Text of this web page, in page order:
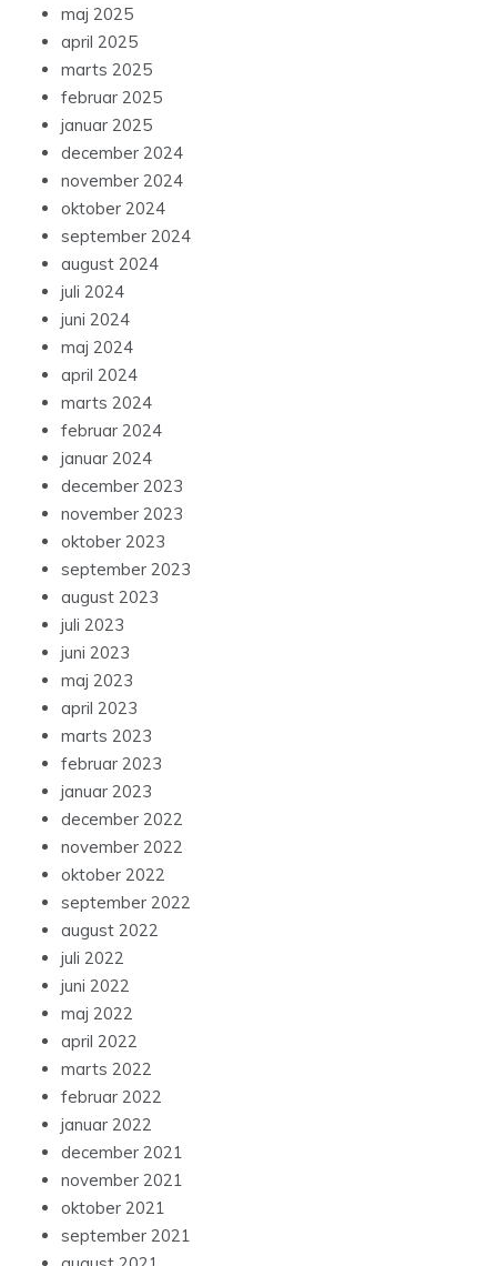
maj 2025
april 2025
marts 2025
februar 2025
januar 2025
december 2024
november 2024
oktober 2024
september 2024
august 2024
juli 2024
juni 2024
maj 2024
april 2024
marts 2024
februar 2024
januar 2024
december 2023
november 2023
oktober 2023
september 2023
august 2023
juli 2023
juni 2023
maj 2023
april 2023
marts 2023
februar 2023
januar 2023
december 2022
november 2022
oktober 2022
september 2022
august 2022
juli 2022
juni 2022
maj 2022
april 2022
marts 2022
februar 2022
januar 2022
december 2021
november 2021
oktober 2021
september 2021